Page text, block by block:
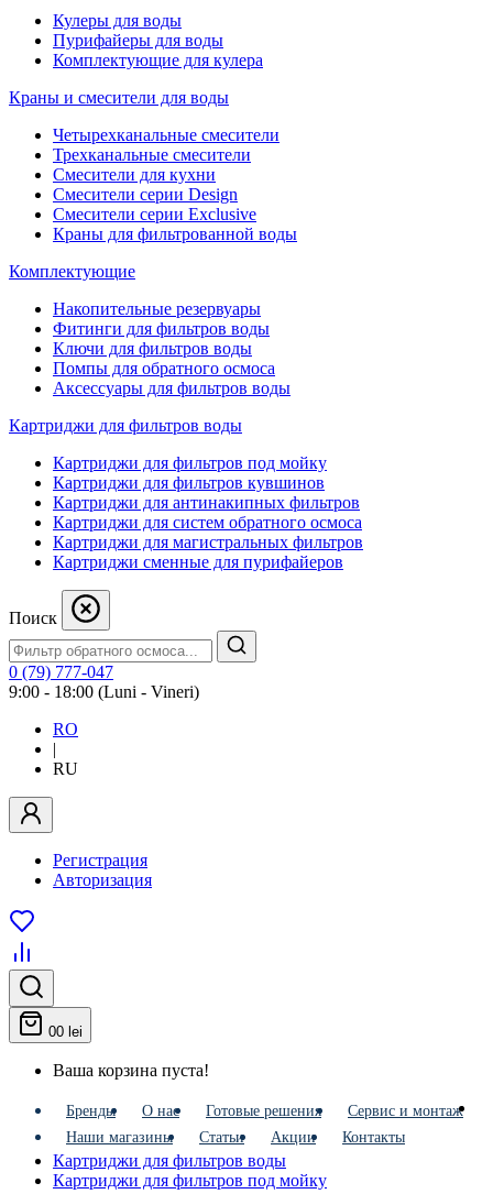
Кулеры для воды
Пурифайеры для воды
Комплектующие для кулера
Краны и смесители для воды
Четырехканальные смесители
Трехканальные смесители
Смесители для кухни
Смесители серии Design
Смесители серии Exclusive
Краны для фильтрованной воды
Комплектующие
Накопительные резервуары
Фитинги для фильтров воды
Ключи для фильтров воды
Помпы для обратного осмоса
Аксессуары для фильтров воды
Картриджи для фильтров воды
Картриджи для фильтров под мойку
Картриджи для фильтров кувшинов
Картриджи для антинакипных фильтров
Картриджи для систем обратного осмоса
Картриджи для магистральных фильтров
Картриджи сменные для пурифайеров
Поиск
0 (79) 777-047
9:00 - 18:00 (Luni - Vineri)
RO
|
RU
Регистрация
Авторизация
00 lei
Ваша корзина пуста!
Бренды О нас Готовые решения
Сервис и монтаж
Наши магазины
Статьи Акции Контакты
Картриджи для фильтров воды
Картриджи для фильтров под мойку